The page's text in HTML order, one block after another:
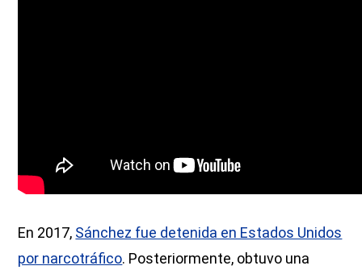
En 2017, Sánchez fue detenida en Estados Unidos
por narcotráfico. Posteriormente, obtuvo una